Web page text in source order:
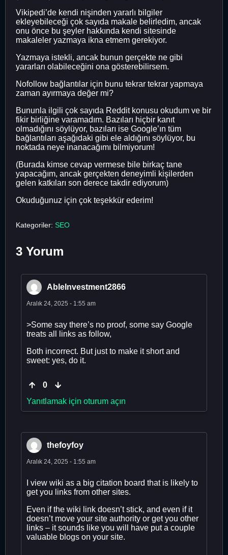
Vikipedi’de kendi nişinden yararlı bilgiler
ekleyebileceği çok sayıda makale belirledim, ancak
onu önce bu şeyler hakkında kendi sitesinde
makaleler yazmaya ikna etmem gerekiyor.
Yazmaya istekli, ancak bunun gerçekte ne gibi
yararları olabileceğini ona gösterebilirsem.
Nofollow bağlantılar için bunu tekrar tekrar yapmaya
zaman ayırmaya değer mi?
Bununla ilgili çok sayıda Reddit konusu okudum ve bir
fikir birliğine varamadım. Bazıları hiçbir kanıt
olmadığını söylüyor, bazıları ise Google’ın tüm
bağlantıları aşağıdaki gibi ele aldığını söylüyor, bu
noktada neye inanacağımı bilmiyorum!
(Burada kimse cevap vermese bile birkaç tane
yapacağım, ancak gerçekten deneyimli kişilerden
gelen katkıları son derece takdir ediyorum)
Okuduğunuz için çok teşekkür ederim!
Kategoriler: SEO
3 Yorum
AbleInvestment2866
Aralık 24, 2025 - 1:55 am
>Some say there’s no proof, some say Google
treats all links as follow,
Both incorrect. But just to make it short and
sweet: yes, do it.
0
Yanıtlamak için oturum açın
thefoyfoy
Aralık 24, 2025 - 1:55 am
I view wiki as a big citation board that is likely to
get you links from other sites.
Even if the wiki link doesn’t stick, and even if it
doesn’t move your site authority or get you other
links – it sounds like you will have put a couple
valuable blogs on your site.